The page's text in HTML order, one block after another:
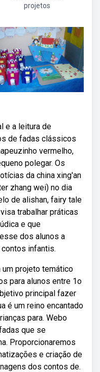
projetos
e a leitura de
de fadas clássicos
vermelho,
polegar. Os
da china xing'an
zhang wei) no dia
de alishan, fairy tale
trabalhar práticas
e que
dos alunos a
infantis.
projeto temático
para alunos entre 1o
principal fazer
é um reino encantado
para. Webo
que se
Proporcionaremos
e criação de
dos contos de.